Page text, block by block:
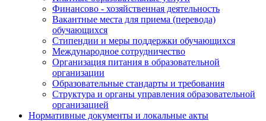
Финансово - хозяйственная деятельность
Вакантные места для приема (перевода)
обучающихся
Стипендии и меры поддержки обучающихся
Международное сотрудничество
Организация питания в образовательной
организации
Образовательные стандарты и требования
Структура и органы управления образовательной
организацией
Нормативные документы и локальные акты